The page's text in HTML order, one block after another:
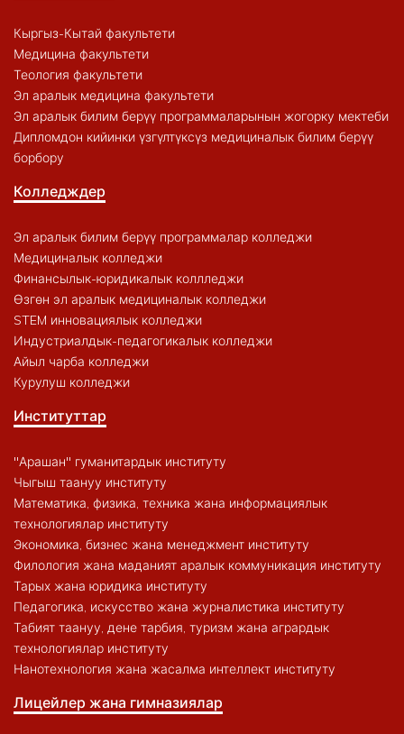
Кыргыз-Кытай факультети
Медицина факультети
Теология факультети
Эл аралык медицина факультети
Эл аралык билим берүү программаларынын жогорку мектеби
Дипломдон кийинки үзгүлтүксүз медициналык билим берүү
борбору
Колледждер
Эл аралык билим берүү программалар колледжи
Медициналык колледжи
Финансылык-юридикалык коллледжи
Өзгөн эл аралык медициналык колледжи
STEM инновациялык колледжи
Индустриалдык-педагогикалык колледжи
Айыл чарба колледжи
Курулуш колледжи
Институттар
"Арашан" гуманитардык институту
Чыгыш таануу институту
Математика, физика, техника жана информациялык
технологиялар институту
Экономика, бизнес жана менеджмент институту
Филология жана маданият аралык коммуникация институту
Тарых жана юридика институту
Педагогика, искусство жана журналистика институту
Табият таануу, дене тарбия, туризм жана агрардык
технологиялар институту
Нанотехнология жана жасалма интеллект институту
Лицейлер жана гимназиялар